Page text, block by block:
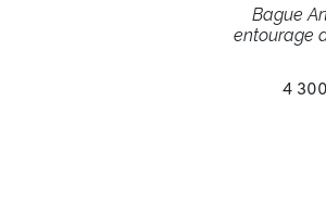
Bague
entourage
4